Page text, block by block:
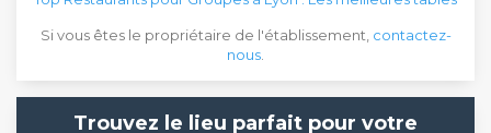
Si vous êtes le propriétaire de l'établissement, contactez-
nous
Trouvez le lieu parfait pour votre